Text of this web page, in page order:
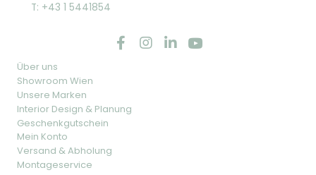
T: +43 1 5441854
Über uns
Showroom Wien
Unsere Marken
Interior Design & Planung
Geschenkgutschein
Mein Konto
Versand & Abholung
Montageservice